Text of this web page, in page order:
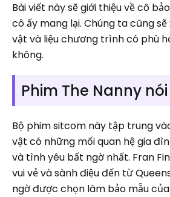
Bài viết này sẽ giới thiệu về cô
cô ấy mang lại. Chúng ta cũng
vật và liệu chương trình có phù
không.
Phim The Nanny
Bộ phim sitcom này tập trung
vật có những mối quan hệ gia
và tình yêu bất ngờ nhất. Fran
vui vẻ và sành điệu đến từ
ngờ được chọn làm bảo mẫu